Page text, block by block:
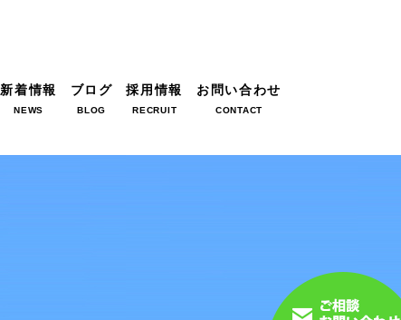
新着情報
NEWS
ブログ
BLOG
採用情報
RECRUIT
お問い合わせ
CONTACT